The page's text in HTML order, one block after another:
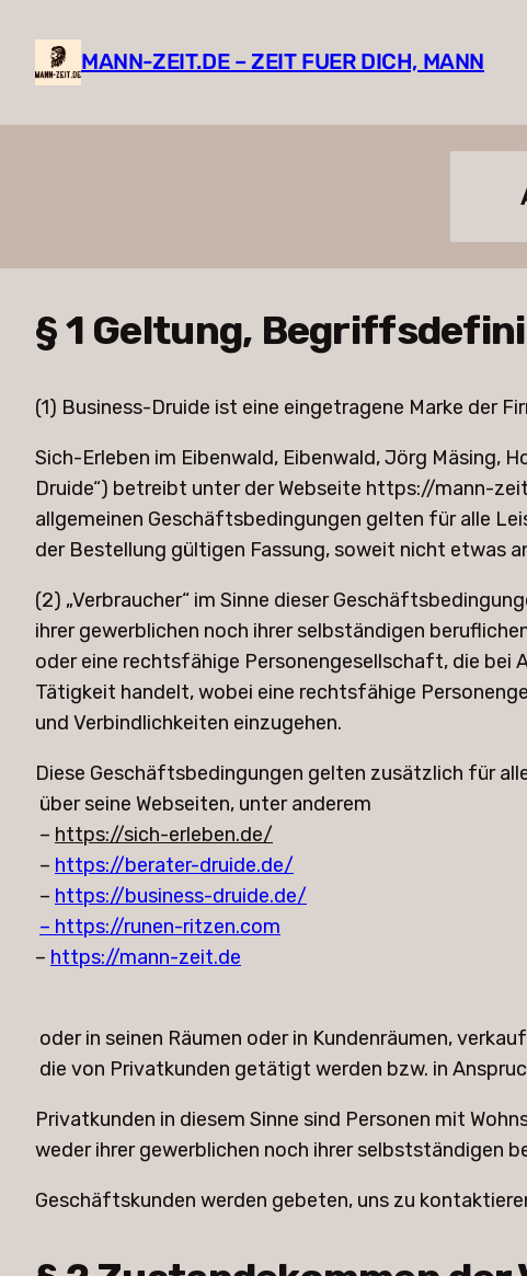
Inhalt
springen
MANN-ZEIT.DE – ZEIT FUER DICH, MANN
§ 1 Geltung,
(1) Business-Druide ist eine eingetragene Marke der
Sich-Erleben im Eibenwald, Eibenwald, Jörg Mäsing,
Druide“) betreibt unter der Webseite https://mann-
allgemeinen Geschäftsbedingungen gelten für alle
der Bestellung gültigen Fassung, soweit nicht etwas
(2) „Verbraucher“ im Sinne dieser
ihrer gewerblichen noch ihrer selbständigen
oder eine rechtsfähige Personengesellschaft, die bei
Tätigkeit handelt, wobei eine rechtsfähige
und Verbindlichkeiten einzugehen.
Diese Geschäftsbedingungen gelten zusätzlich für
über seine Webseiten, unter anderem
– https://sich-erleben.de/
– https://berater-druide.de/
– https://business-druide.de/
– https://runen-ritzen.com
– https://mann-zeit.de
oder in seinen Räumen oder in Kundenräumen,
die von Privatkunden getätigt werden bzw. in
Privatkunden in diesem Sinne sind Personen mit
weder ihrer gewerblichen noch ihrer selbstständigen
Geschäftskunden werden gebeten, uns zu